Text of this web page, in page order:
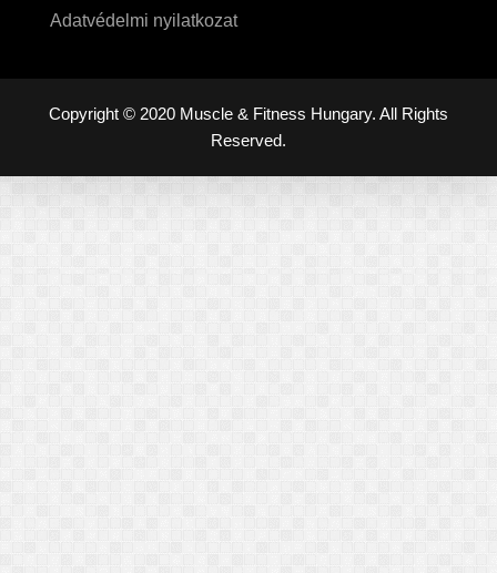
Adatvédelmi nyilatkozat
Copyright © 2020 Muscle & Fitness Hungary. All Rights
Reserved.